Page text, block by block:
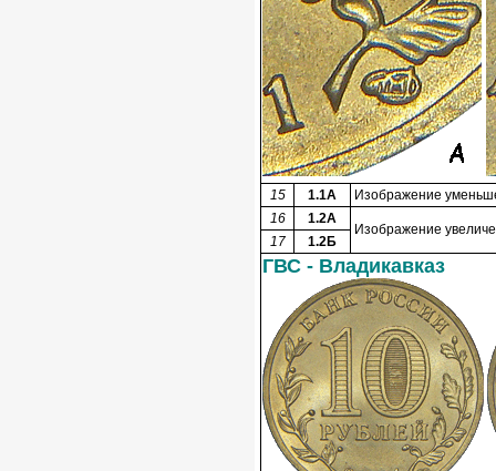
15 1.1А
Изображение
16
1.2А
Изображение
17 1.2Б
ГВС - Владикавказ